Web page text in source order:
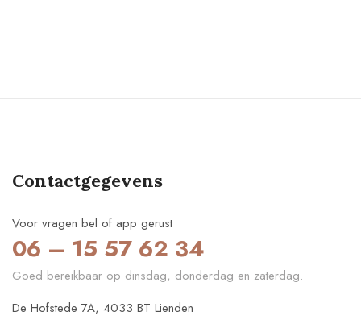
Contactgegevens
Voor vragen bel of app gerust
06 – 15 57 62 34
Goed bereikbaar op dinsdag, donderdag en zaterdag.
De Hofstede 7A, 4033 BT Lienden